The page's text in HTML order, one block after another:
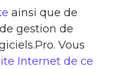
ainsi que de
gestion de
Vous
Internet de ce